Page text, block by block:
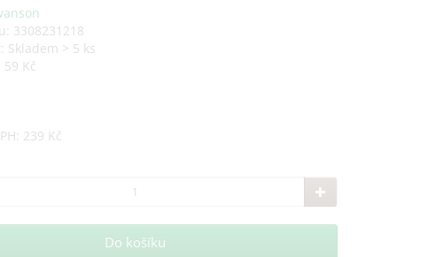
3308231218
Skladem > 5 ks
Kč
239 Kč
Do košíku